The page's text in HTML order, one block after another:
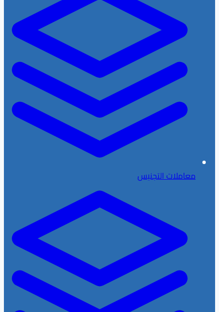
معاملات التجنيس